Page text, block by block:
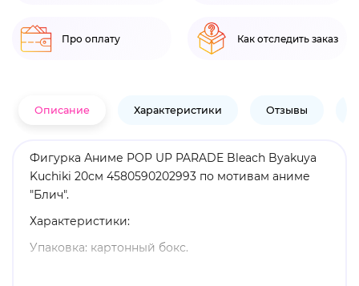
Про оплату Как отследить заказ
Описание Характеристики Отзывы
Фигурка Аниме POP UP PARADE Bleach Byakuya
Kuchiki 20см 4580590202993 по мотивам аниме
"Блич".
Характеристики:
Упаковка: картонный бокс.